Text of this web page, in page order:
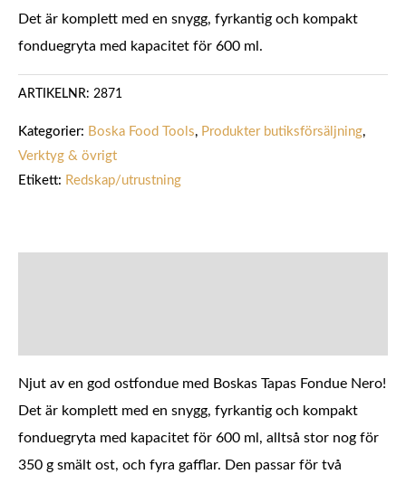
Det är komplett med en snygg, fyrkantig och kompakt
fonduegryta med kapacitet för 600 ml.
ARTIKELNR: 2871
Kategorier: Boska Food Tools, Produkter butiksförsäljning,
Verktyg & övrigt
Etikett: Redskap/utrustning
Njut av en god ostfondue med Boskas Tapas Fondue Nero!
Det är komplett med en snygg, fyrkantig och kompakt
fonduegryta med kapacitet för 600 ml, alltså stor nog för
350 g smält ost, och fyra gafflar. Den passar för två